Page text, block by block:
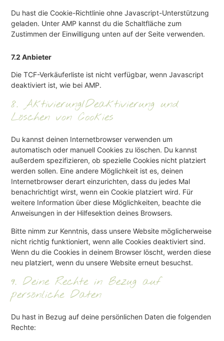
Du hast die Cookie-Richtlinie ohne Javascript-Unterstützung
geladen. Unter AMP kannst du die Schaltfläche zum
Zustimmen der Einwilligung unten auf der Seite verwenden.
7.2 Anbieter
Die TCF-Verkäuferliste ist nicht verfügbar, wenn Javascript
deaktiviert ist, wie bei AMP.
8. Aktivierung/Deaktivierung und
Löschen von Cookies
Du kannst deinen Internetbrowser verwenden um
automatisch oder manuell Cookies zu löschen. Du kannst
außerdem spezifizieren, ob spezielle Cookies nicht platziert
werden sollen. Eine andere Möglichkeit ist es, deinen
Internetbrowser derart einzurichten, dass du jedes Mal
benachrichtigt wirst, wenn ein Cookie platziert wird. Für
weitere Information über diese Möglichkeiten, beachte die
Anweisungen in der Hilfesektion deines Browsers.
Bitte nimm zur Kenntnis, dass unsere Website möglicherweise
nicht richtig funktioniert, wenn alle Cookies deaktiviert sind.
Wenn du die Cookies in deinem Browser löscht, werden diese
neu platziert, wenn du unsere Website erneut besuchst.
9. Deine Rechte in Bezug auf
persönliche Daten
Du hast in Bezug auf deine persönlichen Daten die folgenden
Rechte: